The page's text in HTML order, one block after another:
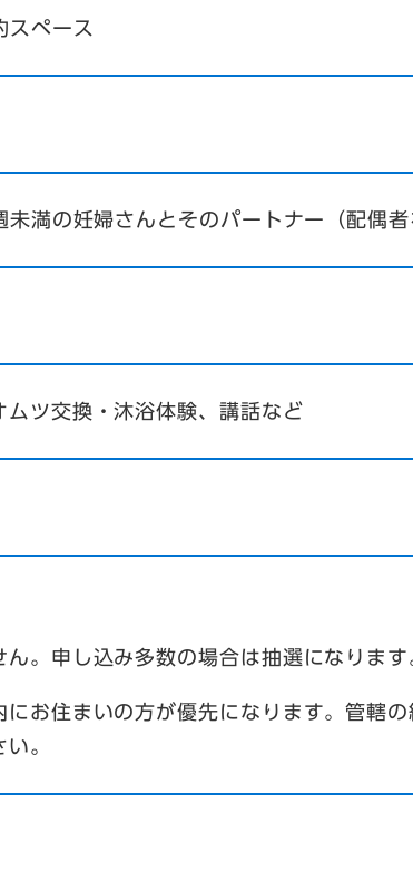
スペース
満の妊婦さんとそのパートナー（配偶者
ムツ交換・沐浴体験、講話など
。申し込み多数の場合は抽選になります
お住まいの方が優先になります。管轄
。